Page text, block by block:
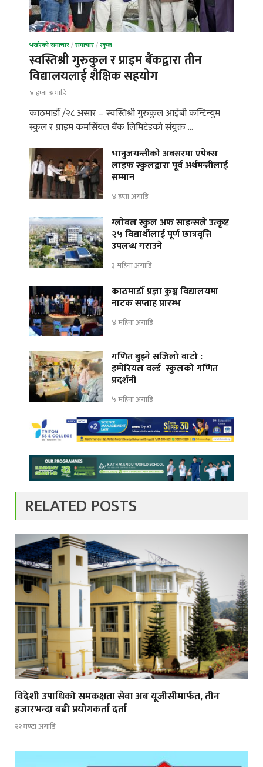
भर्खरको समाचार/समाचार/स्कुल
स्वस्तिश्री गुरुकुल र प्राइम बैंकद्वारा तीन
विद्यालयलाई शैक्षिक सहयोग
४ हप्ता अगाडि
काठमाडौँ /२८ असार – स्वस्तिश्री गुरुकुल आईबी कन्टिन्युम
स्कुल र प्राइम कमर्सियल बैंक लिमिटेडको संयुक्त …
भानुजयन्तीको अवसरमा एपेक्स
लाइफ स्कुलद्वारा पूर्व अर्थमन्त्रीलाई
सम्मान
४ हप्ता अगाडि
ग्लोबल स्कुल अफ साइन्सले उत्कृष्ट
२५ विद्यार्थीलाई पूर्ण छात्रवृत्ति
उपलब्ध गराउने
३ महिना अगाडि
काठमाडौँ प्रज्ञा कुञ्ज विद्यालयमा
नाटक सप्ताह प्रारम्भ
४ महिना अगाडि
गणित बुझ्ने सजिलो बाटो :
इम्पेरियल वर्ल्ड स्कुलको गणित
प्रदर्शनी
५ महिना अगाडि
RELATED POSTS
विदेशी उपाधिको समकक्षता सेवा अब यूजीसीमार्फत, तीन
हजारभन्दा बढी प्रयोगकर्ता दर्ता
२२ घण्टा अगाडि